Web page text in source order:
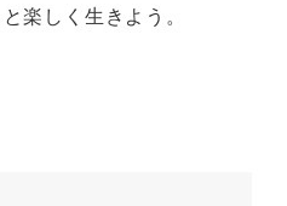
楽しく生きよう。